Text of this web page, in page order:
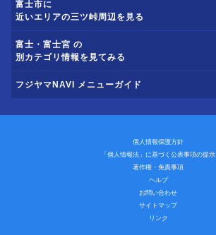
富士市に
近いエリアの三ツ峠周辺を見る
富士・富士宮 の
別カテゴリ情報を見てみる
フジヤマNAVI メニューガイド
個人情報保護方針
「個人情報法」に基づく公表事項の提示
著作権・免責事項
ヘルプ
お問い合わせ
サイトマップ
リンク